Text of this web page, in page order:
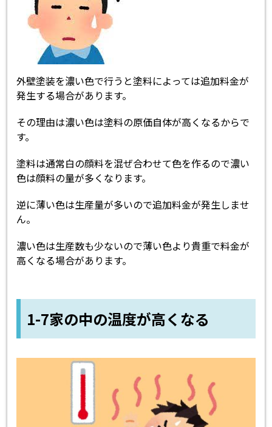
外壁塗装を濃い色で行うと塗料によっては追加料金が
発生する場合があります。
その理由は濃い色は塗料の原価自体が高くなるからで
す。
塗料は通常白の顔料を混ぜ合わせて色を作るので濃い
色は顔料の量が多くなります。
逆に薄い色は生産量が多いので追加料金が発生しませ
ん。
濃い色は生産数も少ないので薄い色より貴重で料金が
高くなる場合があります。
1-7家の中の温度が高くなる